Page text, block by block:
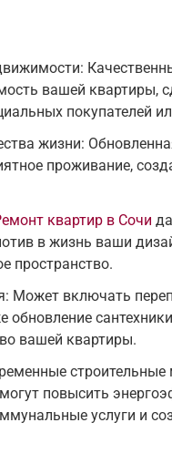
вашей квартиры,
покупателей
жизни:
проживание,
квартир в Сочи
в жизнь ваши
пространство.
Может включать
обновление
вашей квартиры.
строительные
повысить
услуги и